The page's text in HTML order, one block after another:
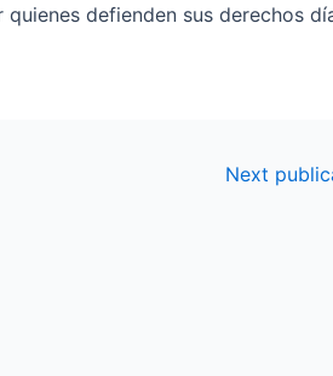
defienden sus derechos
Next